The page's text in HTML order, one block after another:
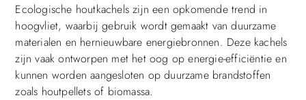
Ecologische houtkachels zijn een opkomende trend in
hoogvliet, waarbij gebruik wordt gemaakt van duurzame
materialen en hernieuwbare energiebronnen. Deze kachels
zijn vaak ontworpen met het oog op energie-efficiëntie en
kunnen worden aangesloten op duurzame brandstoffen
zoals houtpellets of biomassa.